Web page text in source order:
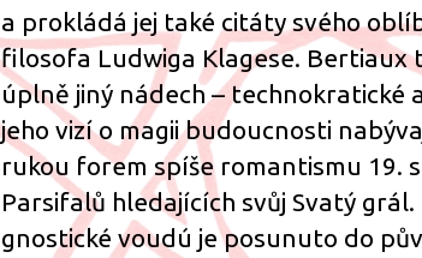
a prokládá jej také citáty svého
filosofa Ludwiga Klagese. Bertiaux
úplně jiný nádech –
jeho vizí o magii budoucnosti
rukou forem spíše romantismu 19.
Parsifalů hledajících svůj Svatý grál.
gnostické voudú je posunuto do